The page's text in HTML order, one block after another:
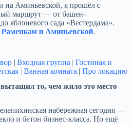
на Аминьевской, я прошёл с
маршрут — от башен-
яблоневого сада «Вестердама».
Раменкам и Аминьевской.
| Входная группа | Гостиная и
| Ванная комната | Про локацию
то, чем жило это место
набережная сегодня —
и бетон бизнес-класса. Но ещё